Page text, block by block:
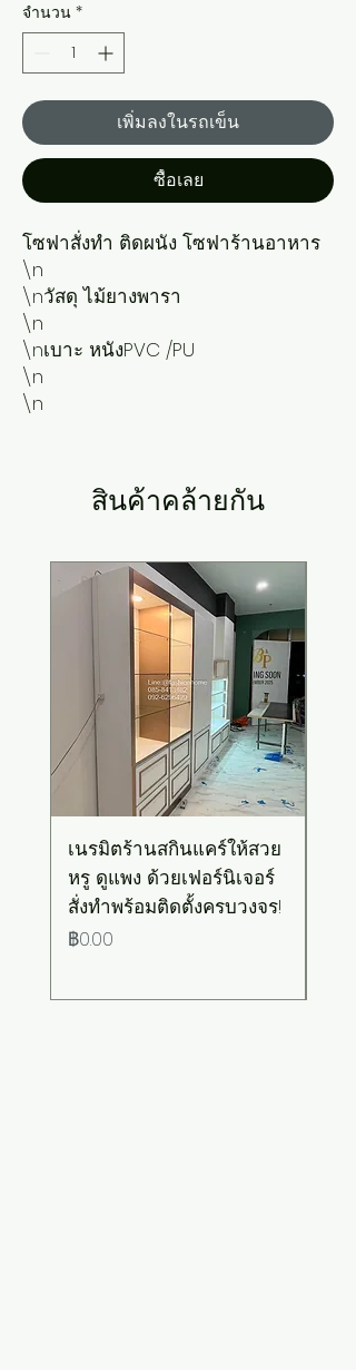
จำนวน *
เพิ่มลงในรถเข็น
ซื้อเลย
โซฟาสั่งทำ ติดผนัง โซฟาร้านอาหาร
\n
\nวัสดุ ไม้ยางพารา
\n
\nเบาะ หนังPVC /PU
\n
\n
สินค้าคล้ายกัน
เนรมิตร้านสกินแคร์ให้สวย
หรู ดูแพง ด้วยเฟอร์นิเจอร์
สั่งทำพร้อมติดตั้งครบวงจร!
ราคา
฿0.00